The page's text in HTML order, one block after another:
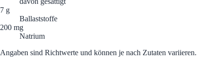
7 g
Ballaststoffe
200 mg
Natrium
Angaben sind Richtwerte und können je nach Zutaten variieren.